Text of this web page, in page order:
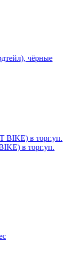
чёрные
в торг.уп.